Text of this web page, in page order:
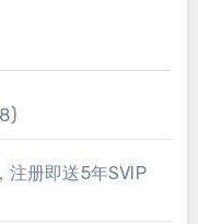
注册即送5年SVIP